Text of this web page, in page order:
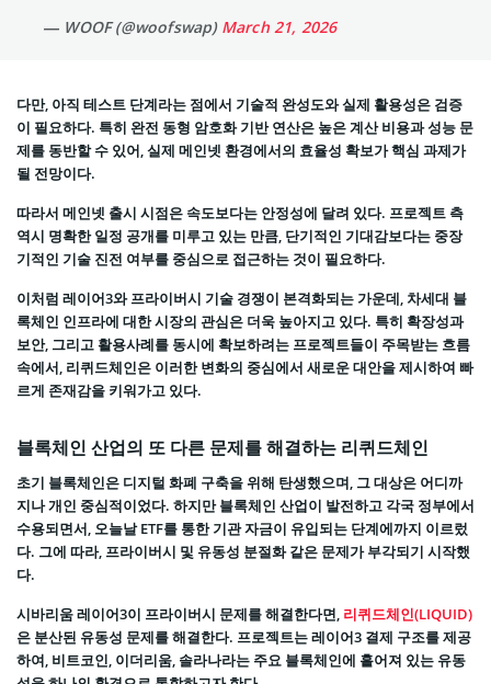
— WOOF (@woofswap) March 21, 2026
다만, 아직 테스트 단계라는 점에서 기술적 완성도와 실제 활용성은 검증
이 필요하다. 특히 완전 동형 암호화 기반 연산은 높은 계산 비용과 성능 문
제를 동반할 수 있어, 실제 메인넷 환경에서의 효율성 확보가 핵심 과제가
될 전망이다.
따라서 메인넷 출시 시점은 속도보다는 안정성에 달려 있다. 프로젝트 측
역시 명확한 일정 공개를 미루고 있는 만큼, 단기적인 기대감보다는 중장
기적인 기술 진전 여부를 중심으로 접근하는 것이 필요하다.
이처럼 레이어3와 프라이버시 기술 경쟁이 본격화되는 가운데, 차세대 블
록체인 인프라에 대한 시장의 관심은 더욱 높아지고 있다. 특히 확장성과
보안, 그리고 활용사례를 동시에 확보하려는 프로젝트들이 주목받는 흐름
속에서, 리퀴드체인은 이러한 변화의 중심에서 새로운 대안을 제시하여 빠
르게 존재감을 키워가고 있다.
블록체인 산업의 또 다른 문제를 해결하는 리퀴드체인
초기 블록체인은 디지털 화폐 구축을 위해 탄생했으며, 그 대상은 어디까
지나 개인 중심적이었다. 하지만 블록체인 산업이 발전하고 각국 정부에서
수용되면서, 오늘날 ETF를 통한 기관 자금이 유입되는 단계에까지 이르렀
다. 그에 따라, 프라이버시 및 유동성 분절화 같은 문제가 부각되기 시작했
다.
시바리움 레이어3이 프라이버시 문제를 해결한다면, 리퀴드체인(LIQUID)
은 분산된 유동성 문제를 해결한다. 프로젝트는 레이어3 결제 구조를 제공
하여, 비트코인, 이더리움, 솔라나라는 주요 블록체인에 흩어져 있는 유동